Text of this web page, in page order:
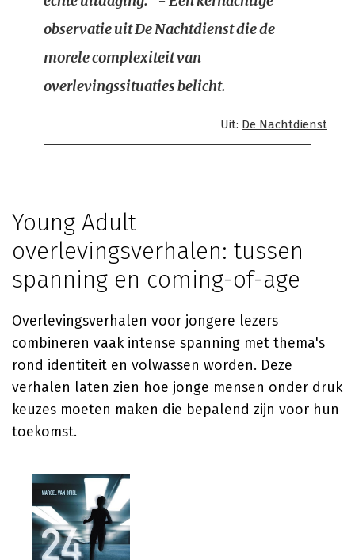
observatie uit De Nachtdienst die de
morele complexiteit van
overlevingssituaties belicht.
Uit: De Nachtdienst
Young Adult
overlevingsverhalen: tussen
spanning en coming-of-age
Overlevingsverhalen voor jongere lezers
combineren vaak intense spanning met thema's
rond identiteit en volwassen worden. Deze
verhalen laten zien hoe jonge mensen onder druk
keuzes moeten maken die bepalend zijn voor hun
toekomst.